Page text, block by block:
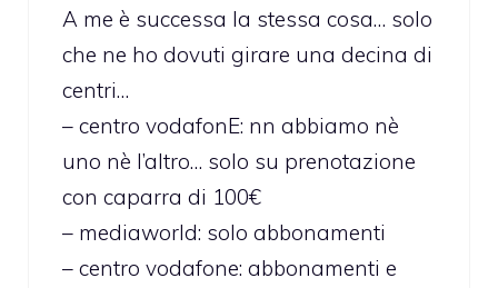
A me è successa la stessa cosa… solo
che ne ho dovuti girare una decina di
centri…
– centro vodafonE: nn abbiamo nè
uno nè l’altro… solo su prenotazione
con caparra di 100€
– mediaworld: solo abbonamenti
– centro vodafone: abbonamenti e